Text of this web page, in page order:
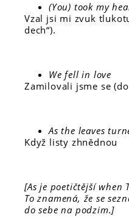
(You) took my
Vzal jsi mi zvuk
dech“).
We fell in love
Zamilovali jsme se
As the leaves
Když listy zhnědnou
[As je poetičtějšíwhen
To znamená, že se
do sebe na podzim.]